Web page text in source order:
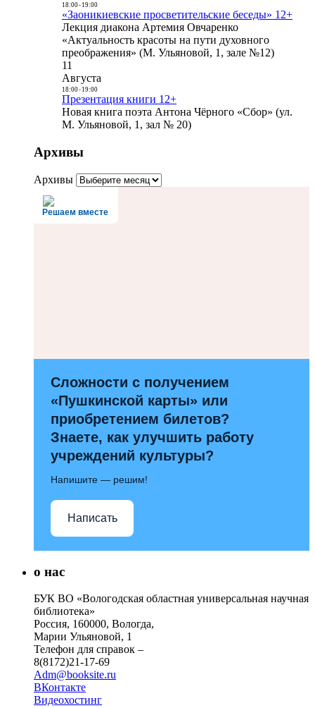
18:00- 19:00
«Заоникиевские просветительские беседы» 12+
Лекция диакона Артемия Овчаренко
«Актуальность красоты на пути духовного
преображения» (М. Ульяновой, 1, зале №12)
11
Августа
18:00- 19:00
Презентация книги 12+
Новая книга поэта Антона Чёрного «Сбор» (ул.
М. Ульяновой, 1, зал № 20)
Архивы
Архивы
Решаем вместе
Сложности с получением
«Пушкинской карты» или
приобретением билетов?
Знаете, как улучшить работу
учреждений культуры?
Напишите — решим!
Написать
о нас
БУК ВО «Вологодская областная универсальная научная
библиотека»
Россия, 160000, Вологда,
Марии Ульяновой, 1
Телефон для справок –
8(8172)21-17-69
Adm@booksite.ru
ВКонтакте
Видеохостинг